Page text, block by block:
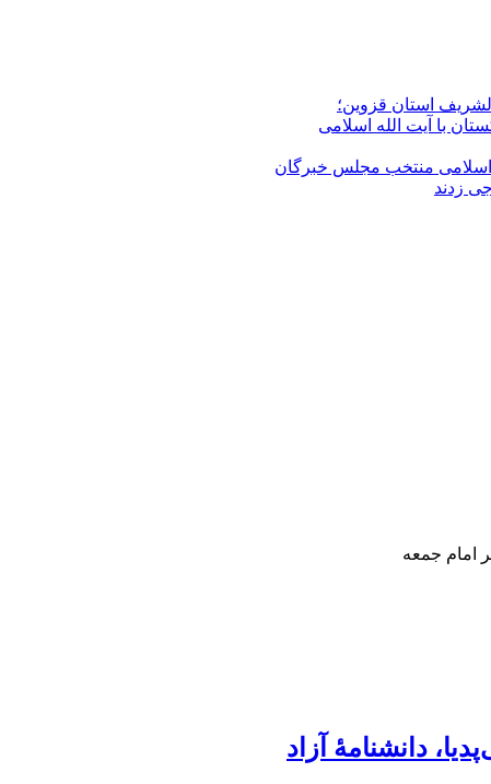
استان قزوین؛
با آیت الله اسلامی
اسلامی منتخب مجلس‌ خبرگان
زدند
امام جمعه